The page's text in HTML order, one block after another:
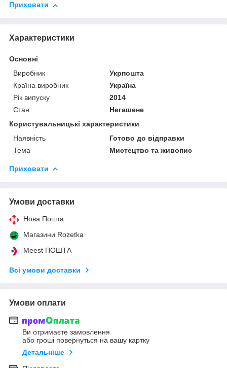
Приховати
Характеристики
Основні
Виробник
Укрпошта
Країна виробник
Україна
Рік випуску
2014
Стан
Негашене
Користувальницькі характеристики
Наявність
Готово до відправки
Тема
Мистецтво та живопис
Приховати
Умови доставки
Нова Пошта
Магазини Rozetka
Meest ПОШТА
Всі умови доставки
Умови оплати
Ви отримаєте замовлення
або гроші повернуться на вашу картку
Детальніше